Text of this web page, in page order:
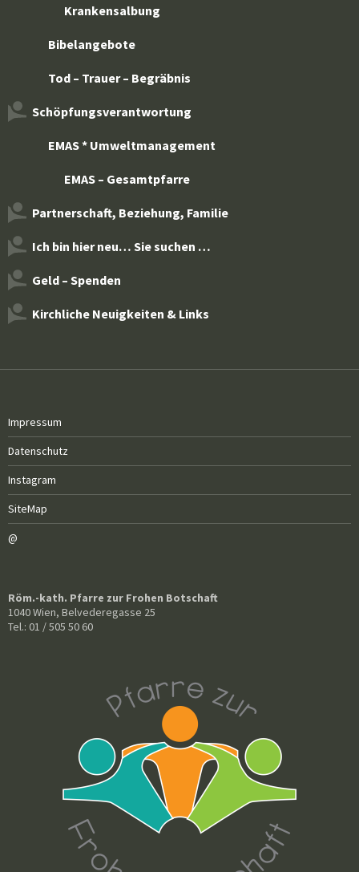
Krankensalbung
Bibelangebote
Tod – Trauer – Begräbnis
Schöpfungsverantwortung
EMAS * Umweltmanagement
EMAS – Gesamtpfarre
Partnerschaft, Beziehung, Familie
Ich bin hier neu… Sie suchen …
Geld – Spenden
Kirchliche Neuigkeiten & Links
Impressum
Datenschutz
Instagram
SiteMap
@
Röm.-kath. Pfarre zur Frohen Botschaft
1040 Wien, Belvederegasse 25
Tel.: 01 / 505 50 60